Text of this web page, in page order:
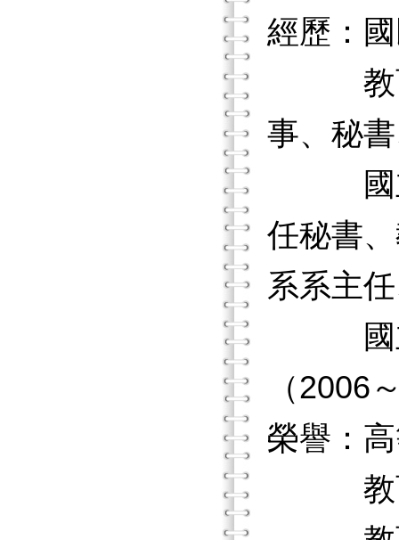
經歷：
教育
事、秘
國立
任秘書
系系主
國立
（2006
榮譽：
教育